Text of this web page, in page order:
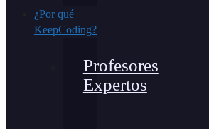
¿Por qué
KeepCoding?
Profesores
Expertos